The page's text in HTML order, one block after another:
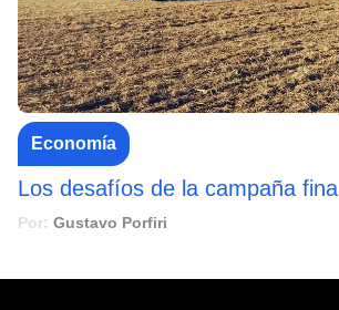
Economía
Los desafíos de la campaña fina
Por: Gustavo Porfiri